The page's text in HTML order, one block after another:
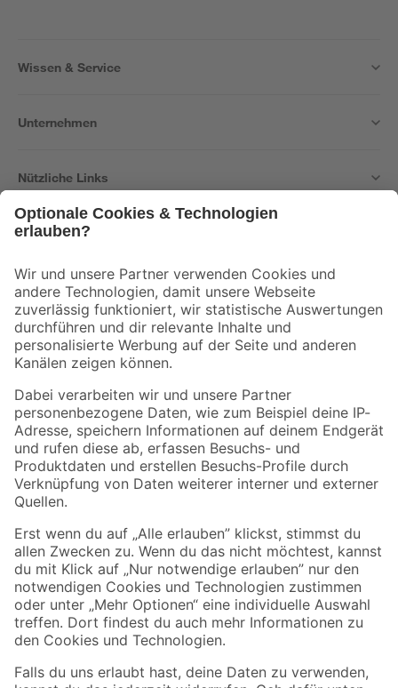
Wissen & Service
Unternehmen
Nützliche Links
Der toom Newsletter: Keine Angebote und Aktionen mehr verpassen!
Zur Newsletter Anmeldung
Folge uns
Zahlungsarten Versandarten
Sicher einkaufen
Jetzt die toom-App herunterladen